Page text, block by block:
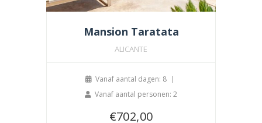
Mansion Taratata
ALICANTE
Vanaf aantal dagen: 8
Vanaf aantal personen: 2
€702,00